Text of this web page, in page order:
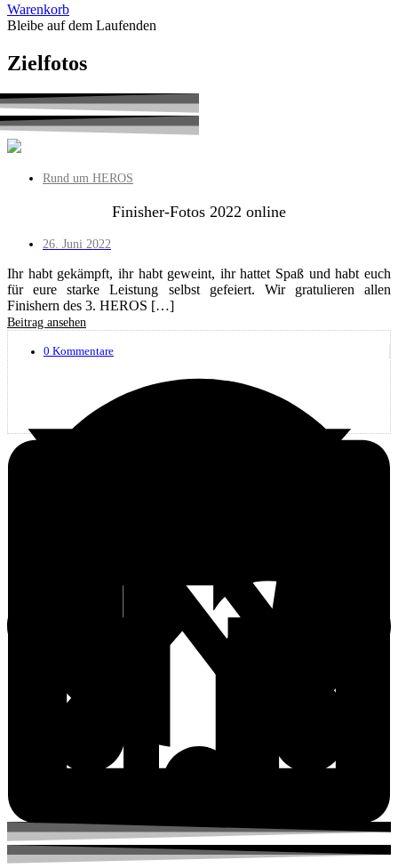
Warenkorb
Bleibe auf dem Laufenden
Zielfotos
Rund um HEROS
Finisher-Fotos 2022 online
26. Juni 2022
Ihr habt gekämpft, ihr habt geweint, ihr hattet Spaß und habt euch
für eure starke Leistung selbst gefeiert. Wir gratulieren allen
Finishern des 3. HEROS […]
Beitrag ansehen
0 Kommentare